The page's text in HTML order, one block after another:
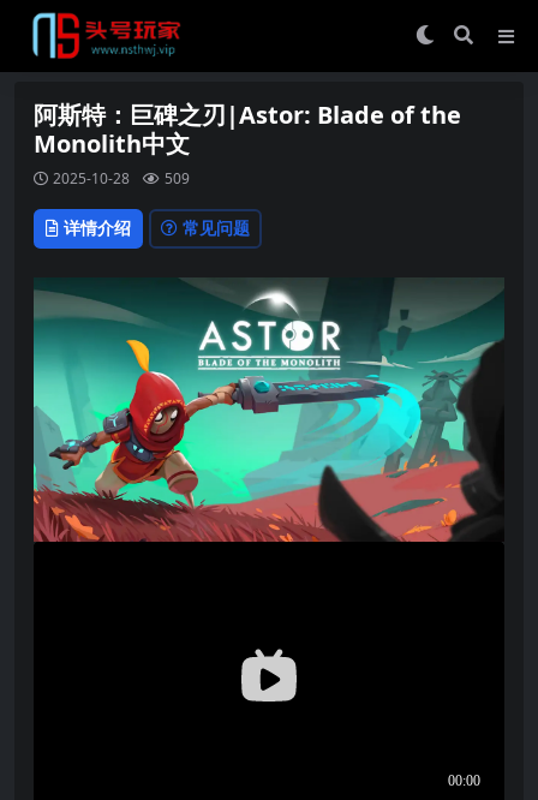
阿斯特：巨碑之刃|Astor: Blade of the
Monolith中文
2025-10-28 509
详情介绍 常见问题